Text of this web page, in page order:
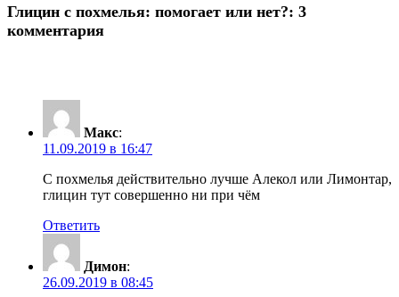
Глицин с похмелья: помогает или нет?: 3
комментария
Макс:
11.09.2019 в 16:47
С похмелья действительно лучше Алекол или Лимонтар,
глицин тут совершенно ни при чём
Ответить
Димон:
26.09.2019 в 08:45